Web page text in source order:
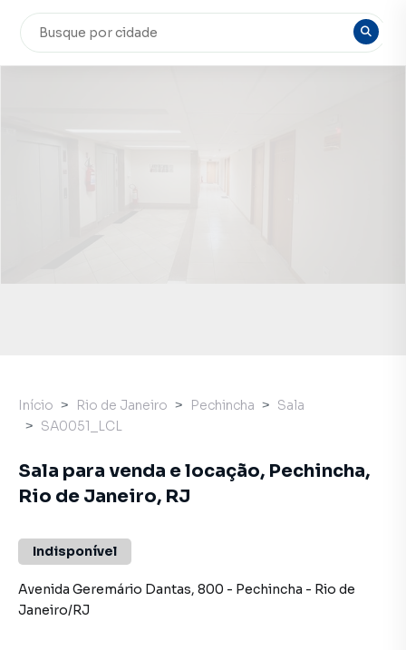
Início Rio de Janeiro Pechincha
Sala
SA0051_LCL
Sala para venda e locação, Pechincha,
Rio de Janeiro, RJ
Indisponível
Avenida Geremário Dantas, 800 - Pechincha - Rio de
Janeiro/RJ